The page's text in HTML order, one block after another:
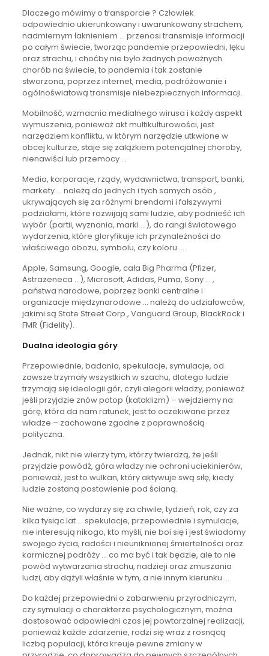
Dlaczego mówimy o transporcie ? Człowiek
odpowiednio ukierunkowany i uwarunkowany strachem,
nadmiernym łaknieniem … przenosi transmisje informacji
po całym świecie, tworząc pandemie przepowiedni, lęku
oraz strachu, i choćby nie było żadnych poważnych
chorób na świecie, to pandemia i tak zostanie
stworzona, poprzez internet, media, podróżowanie i
ogólnoświatową transmisje niebezpiecznych informacji.
Mobilność, wzmacnia medialnego wirusa i każdy aspekt
wymuszenia, ponieważ akt multikulturowości, jest
narzędziem konfliktu, w którym narzędzie utkwione w
obcej kulturze, staje się zalążkiem potencjalnej choroby,
nienawiści lub przemocy …
Media, korporacje, rządy, wydawnictwa, transport, banki,
markety … należą do jednych i tych samych osób ,
ukrywających się za różnymi brendami i fałszywymi
podziałami, które rozwijają sami ludzie, aby podnieść ich
wybór (partii, wyznania, marki …), do rangi światowego
wydarzenia, które gloryfikuje ich przynależności do
właściwego obozu, symbolu, czy koloru …
Apple, Samsung, Google, cała Big Pharma (Pfizer,
Astrazeneca …), Microsoft, Adidas, Puma, Sony … ,
państwa narodowe, poprzez banki centralne i
organizacje międzynarodowe … należą do udziałowców,
jakimi są State Street Corp., Vanguard Group, BlackRock i
FMR (Fidelity).
Dualna ideologia góry
Przepowiednie, badania, spekulacje, symulacje, od
zawsze trzymały wszystkich w szachu, dlatego ludzie
trzymają się ideologii gór, czyli alegorii władzy, ponieważ
jeśli przyjdzie znów potop (kataklizm) – wejdziemy na
górę, która da nam ratunek, jest to oczekiwane przez
władze – zachowane zgodne z poprawnością
polityczna.
Jednak, nikt nie wierzy tym, którzy twierdzą, że jeśli
przyjdzie powódź, góra władzy nie ochroni uciekinierów,
ponieważ, jest to wulkan, który aktywuje swą siłę, kiedy
ludzie zostaną postawienie pod ścianą.
Nie ważne, co wydarzy się za chwile, tydzień, rok, czy za
kilka tysiąc lat … spekulacje, przepowiednie i symulacje,
nie interesują nikogo, kto myśli, nie boi się i jest świadomy
swojego życia, radości i nieuniknionej śmiertelności oraz
karmicznej podróży … co ma być i tak będzie, ale to nie
powód wytwarzania strachu, nadzieji oraz zmuszania
ludzi, aby dążyli właśnie w tym, a nie innym kierunku …
Do każdej przepowiedni o zabarwieniu przyrodniczym,
czy symulacji o charakterze psychologicznym, można
dostosować odpowiedni czas jej powtarzalnej realizacji,
ponieważ każde zdarzenie, rodzi się wraz z rosnącą
liczbą populacji, która kreuje pewne zmiany w